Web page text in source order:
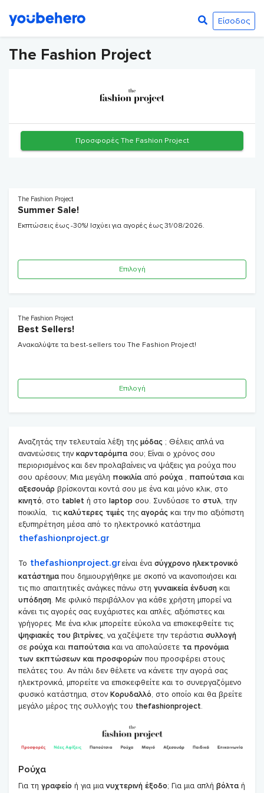
Είσοδος
The Fashion Project
Προσφορές The Fashion Project
The Fashion Project
Summer Sale!
Εκπτώσεις έως -30%! Ισχύει για αγορές έως 31/08/2026.
Επιλογή
The Fashion Project
Best Sellers!
Ανακαλύψτε τα best-sellers του The Fashion Project!
Επιλογή
Αναζητάς την τελευταία λέξη της μόδας ; Θέλεις απλά να
ανανεώσεις την καρνταρόμπα σου; Είναι ο χρόνος σου
περιορισμένος και δεν προλαβαίνεις να ψάξεις για ρούχα που
σου αρέσουν; Μια μεγάλη ποικιλία από ρούχα , παπούτσια και
αξεσουάρ βρίσκονται κοντά σου με ένα και μόνο κλικ, στο
κινητό, στο tablet ή στο laptop σου. Συνδύασε το στυλ, την
ποικιλία, τις καλύτερες τιμές της αγοράς και την πιο αξιόπιστη
εξυπηρέτηση μέσα από το ηλεκτρονικό κατάστημα
thefashionproject.gr
Το thefashionproject.grείναι ένα σύγχρονο ηλεκτρονικό
κατάστημαπου δημιουργήθηκε με σκοπό να ικανοποιήσει και
τις πιο απαιτητικές ανάγκες πάνω στη γυναικεία ένδυση και
υπόδηση. Με φιλικό περιβάλλον για κάθε χρήστη μπορεί να
κάνει τις αγορές σας ευχάριστες και απλές, αξιόπιστες και
γρήγορες. Με ένα κλικ μπορείτε εύκολα να επισκεφθείτε τις
ψηφιακές του βιτρίνες, να χαζέψετε την τεράστια συλλογή
σε ρούχα και παπούτσια και να απολαύσετε τα προνόμια
των εκπτώσεων και προσφορών που προσφέρει στους
πελάτες του. Αν πάλι δεν θέλετε να κάνετε την αγορά σας
ηλεκτρονικά, μπορείτε να επισκεφθείτε και το συνεργαζόμενο
φυσικό κατάστημα, στον Κορυδαλλό, στο οποίο και θα βρείτε
μεγάλο μέρος της συλλογής του thefashionproject.
Ρούχα
Για τη γραφείο ή για μιανυχτερινή έξοδο; Για μια απλή βόλτα ή